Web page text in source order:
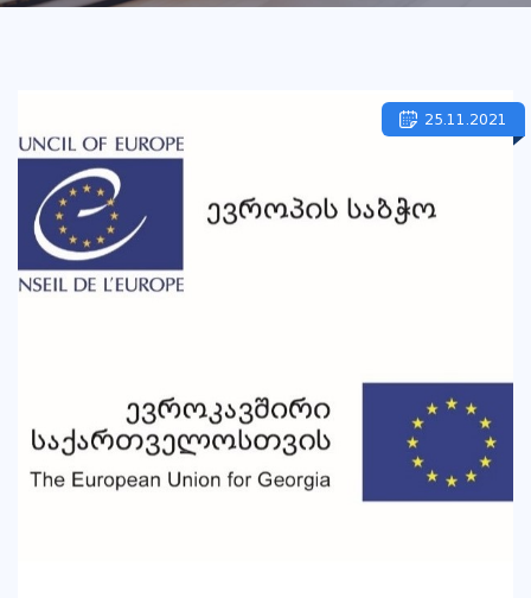
25.11.2021